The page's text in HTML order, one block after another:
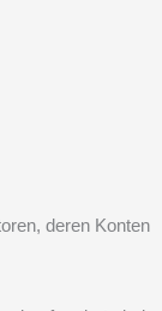
deren Konten